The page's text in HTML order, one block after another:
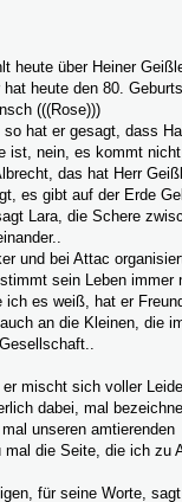
heute über Heiner
heute den 80.
(((Rose)))
hat er gesagt, dass
ist, nein, es kommt
das hat Herr
es gibt auf der Erde
Lara, die Schere
und bei Attac
sein Leben immer
ich es weiß, hat er
an die Kleinen, die
mischt sich voller
dabei, mal
unseren amtierenden
die Seite, die ich zu
für seine Worte,